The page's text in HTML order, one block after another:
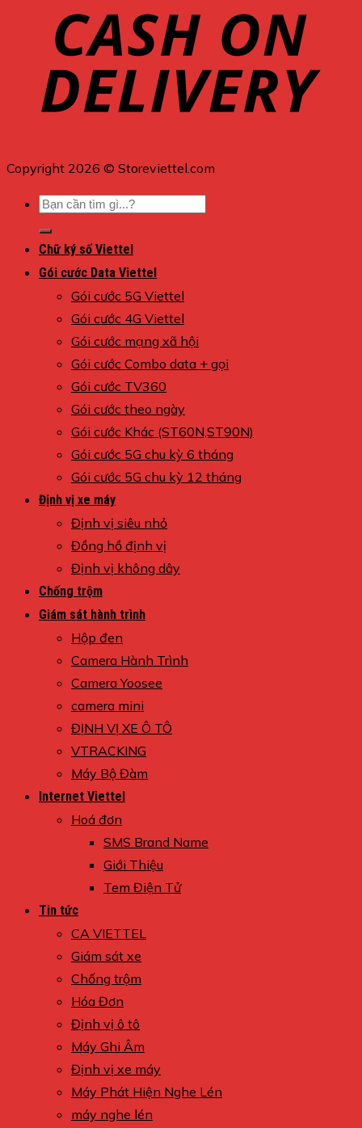
Copyright 2026 © Storeviettel.com
Tìm
kiếm:
Chữ ký số Viettel
Gói cước Data Viettel
Gói cước 5G Viettel
Gói cước 4G Viettel
Gói cước mạng xã hội
Gói cước Combo data + gọi
Gói cước TV360
Gói cước theo ngày
Gói cước Khác (ST60N,ST90N)
Gói cước 5G chu kỳ 6 tháng
Gói cước 5G chu kỳ 12 tháng
Định vị xe máy
Định vị siêu nhỏ
Đồng hồ định vị
Định vị không dây
Chống trộm
Giám sát hành trình
Hộp đen
Camera Hành Trình
Camera Yoosee
camera mini
ĐỊNH VỊ XE Ô TÔ
VTRACKING
Máy Bộ Đàm
Internet Viettel
Hoá đơn
SMS Brand Name
Giới Thiệu
Tem Điện Tử
Tin tức
CA VIETTEL
Giám sát xe
Chống trộm
Hóa Đơn
Định vị ô tô
Máy Ghi Âm
Định vị xe máy
Máy Phát Hiện Nghe Lén
máy nghe lén